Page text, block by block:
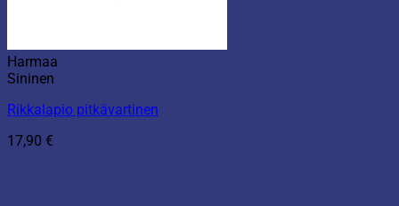
Harmaa
Sininen
Rikkalapio pitkävartinen
17,90 €